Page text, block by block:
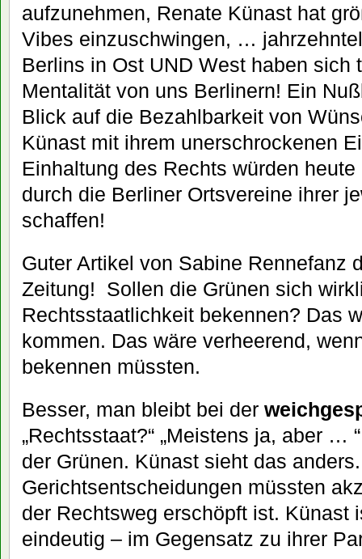
aufzunehmen, Renate Künast hat
Vibes einzuschwingen, …
Berlins in Ost UND West haben sich
Mentalität von uns Berlinern! Ein
Blick auf die Bezahlbarkeit von
Künast mit ihrem unerschrockenen
Einhaltung des Rechts würden
durch die Berliner Ortsvereine ihrer
schaffen!
Guter Artikel von Sabine Rennefanz
Zeitung! Sollen die Grünen sich
Rechtsstaatlichkeit bekennen? Das
kommen. Das wäre verheerend,
bekennen müssten.
Besser, man bleibt bei der
„Rechtsstaat?“ „Meistens ja, aber …
der Grünen. Künast sieht das
Gerichtsentscheidungen müssten
der Rechtsweg erschöpft ist. Künast
eindeutig – im Gegensatz zu ihrer